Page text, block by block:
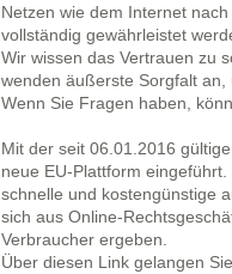
Netzen wie dem Internet
vollständig gewährleistet
Wir wissen das Vertrauen zu
wenden äußerste Sorgfalt
Wenn Sie Fragen haben,
Mit der seit 06.01.2016
neue EU-Plattform
schnelle und kostengünstige
sich aus Online-
Verbraucher ergeben.
Über diesen Link gelangen